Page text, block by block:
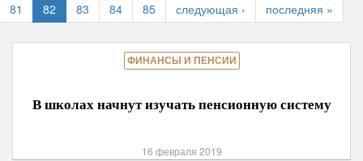
81
82 83 84 85 следующая › последняя »
ФИНАНСЫ И ПЕНСИИ
В школах начнут изучать пенсионную систему
16 февраля 2019